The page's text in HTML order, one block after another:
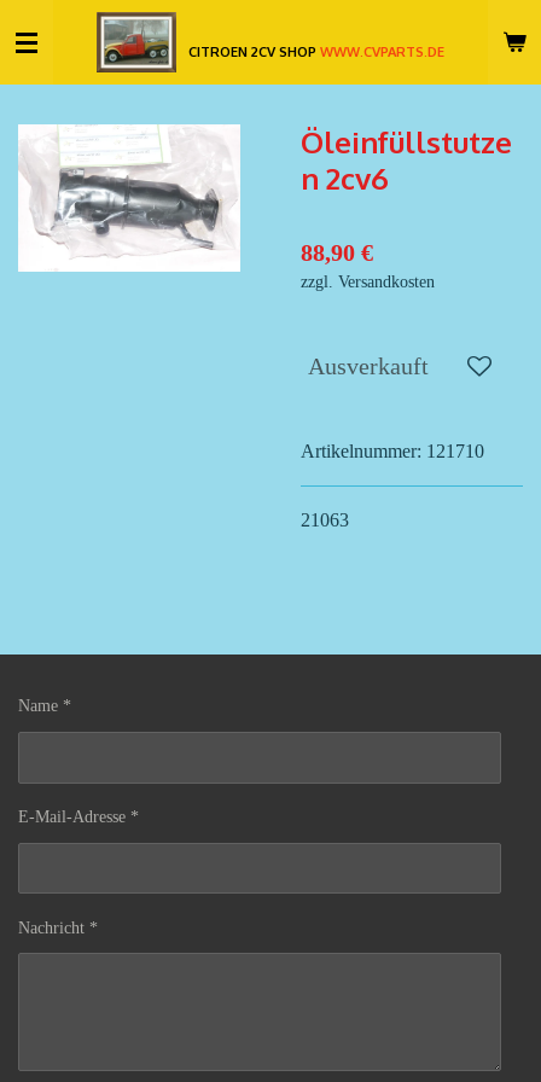
Hauptinhalt
springen
CITROEN 2CV SHOPWWW.CVPARTS.DE
Öleinfüllstutze
n 2cv6
88,90 €
zzgl. Versandkosten
Ausverkauft
Artikelnummer: 121710
21063
Name *
E-Mail-Adresse *
Nachricht *